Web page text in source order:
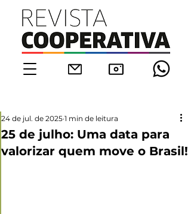
25 de julho: Uma data para
valorizar quem move o Brasil!
24 de jul. de 2025 1 min de leitura